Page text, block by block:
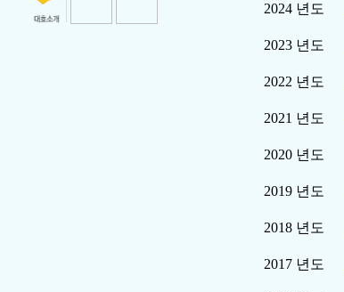
2024 년도
2023 년도
2022 년도
2021 년도
2020 년도
2019 년도
2018 년도
2017 년도